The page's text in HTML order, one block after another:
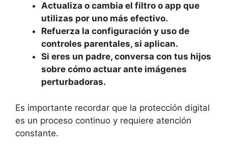
Actualiza o cambia el filtro o app que
utilizas por uno más efectivo.
Refuerza la configuración y uso de
controles parentales, si aplican.
Si eres un padre, conversa con tus hijos
sobre cómo actuar ante imágenes
perturbadoras.
Es importante recordar que la protección digital
es un proceso continuo y requiere atención
constante.